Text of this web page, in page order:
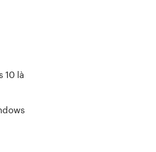
10 là